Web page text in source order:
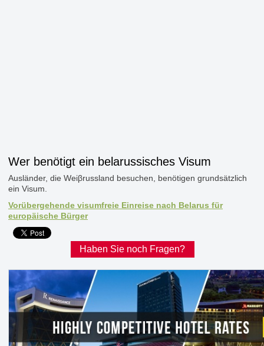
Wer benötigt ein belarussisches Visum
Ausländer, die Weiβrussland besuchen, benötigen grundsätzlich
ein Visum.
Vorübergehende visumfreie Einreise nach Belarus für
europäische Bürger
Haben Sie noch Fragen?